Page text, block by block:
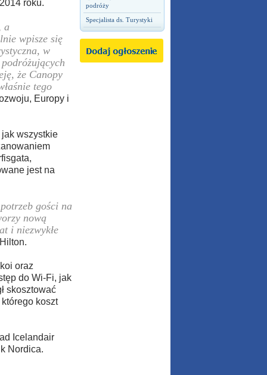
podróży
Specjalista ds. Turystyki
roku.
a
wpisze się
w
że Canopy
tego
Europy i
wszystkie
jest na
gości na
nową
i niezwykłe
oraz
do Wi-Fi, jak
skosztować
koszt
Icelandair
Nordica.